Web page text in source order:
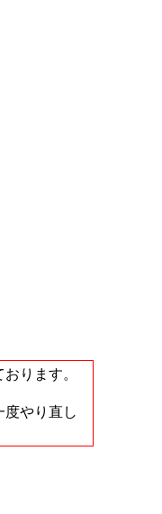
ります。
度やり直し